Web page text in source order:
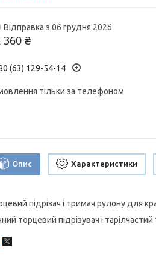
Відправка з 06 грудня 2026
360 ₴
(63) 129-54-14
тільки за телефоном
Опис Характеристики
підрізач і тримач рулону для
торцевий підрізувач і